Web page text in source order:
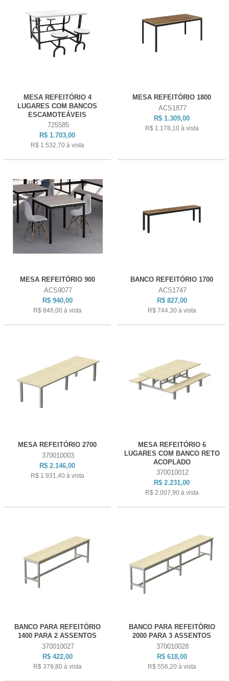
MESA REFEITÓRIO 4
LUGARES COM BANCOS
ESCAMOTEÁVEIS
725585
R$ 1.703,00
R$ 1.532,70à vista
MESA REFEITÓRIO 1800
ACS1877
R$ 1.309,00
R$ 1.178,10à vista
MESA REFEITÓRIO 900
ACS9077
R$ 940,00
R$ 846,00à vista
BANCO REFEITÓRIO 1700
ACS1747
R$ 827,00
R$ 744,30à vista
MESA REFEITÓRIO 2700
370010003
R$ 2.146,00
R$ 1.931,40à vista
MESA REFEITÓRIO 6
LUGARES COM BANCO RETO
ACOPLADO
370010012
R$ 2.231,00
R$ 2.007,90à vista
BANCO PARA REFEITÓRIO
1400 PARA 2 ASSENTOS
370010027
R$ 422,00
R$ 379,80à vista
BANCO PARA REFEITÓRIO
2000 PARA 3 ASSENTOS
370010028
R$ 618,00
R$ 556,20à vista